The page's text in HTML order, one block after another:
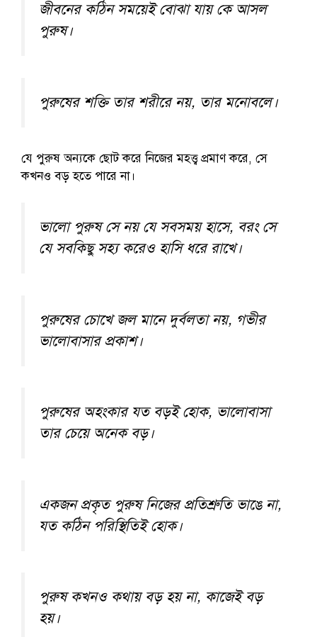
জীবনের কঠিন সময়েই বোঝা যায় কে আসল
পুরুষ।
পুরুষের শক্তি তার শরীরে নয়, তার মনোবলে।
যে পুরুষ অন্যকে ছোট করে নিজের মহত্ত্ব প্রমাণ করে, সে
কখনও বড় হতে পারে না।
ভালো পুরুষ সে নয় যে সবসময় হাসে, বরং সে
যে সবকিছু সহ্য করেও হাসি ধরে রাখে।
পুরুষের চোখে জল মানে দুর্বলতা নয়, গভীর
ভালোবাসার প্রকাশ।
পুরুষের অহংকার যত বড়ই হোক, ভালোবাসা
তার চেয়ে অনেক বড়।
একজন প্রকৃত পুরুষ নিজের প্রতিশ্রুতি ভাঙে না,
যত কঠিন পরিস্থিতিই হোক।
পুরুষ কখনও কথায় বড় হয় না, কাজেই বড়
হয়।